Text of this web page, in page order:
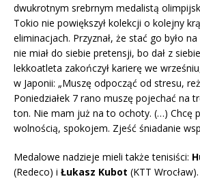
dwukrotnym srebrnym medalistą
Tokio nie powiększył kolekcji o kolejny
eliminacjach. Przyznał, że stać go było
nie miał do siebie pretensji, bo dał z
lekkoatleta zakończył karierę we
w Japonii: „Muszę odpocząć od stresu,
Poniedziałek 7 rano muszę pojechać na
ton. Nie mam już na to ochoty. (…) Chcę
wolnością, spokojem. Zjeść śniadanie
Medalowe nadzieje mieli także tenisiści:
(Redeco) i Łukasz Kubot (KTT